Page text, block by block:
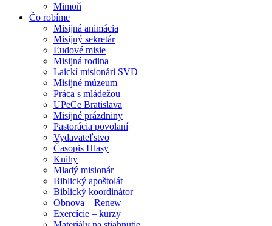
Mimoň
Čo robíme
Misijná animácia
Misijný sekretár
Ľudové misie
Misijná rodina
Laickí misionári SVD
Misijné múzeum
Práca s mládežou
UPeCe Bratislava
Misijné prázdniny
Pastorácia povolaní
Vydavateľstvo
Časopis Hlasy
Knihy
Mladý misionár
Biblický apoštolát
Biblický koordinátor
Obnova – Renew
Exercície – kurzy